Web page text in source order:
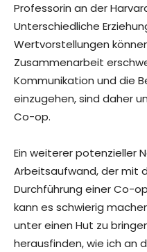
Professorin an der
Unterschiedliche
Wertvorstellungen
Zusammenarbeit
Kommunikation und die
einzugehen, sind daher
Co-op.
Ein weiterer potenzieller
Arbeitsaufwand, der mit
Durchführung einer Co-
kann es schwierig
unter einen Hut zu
herausfinden, wie ich an